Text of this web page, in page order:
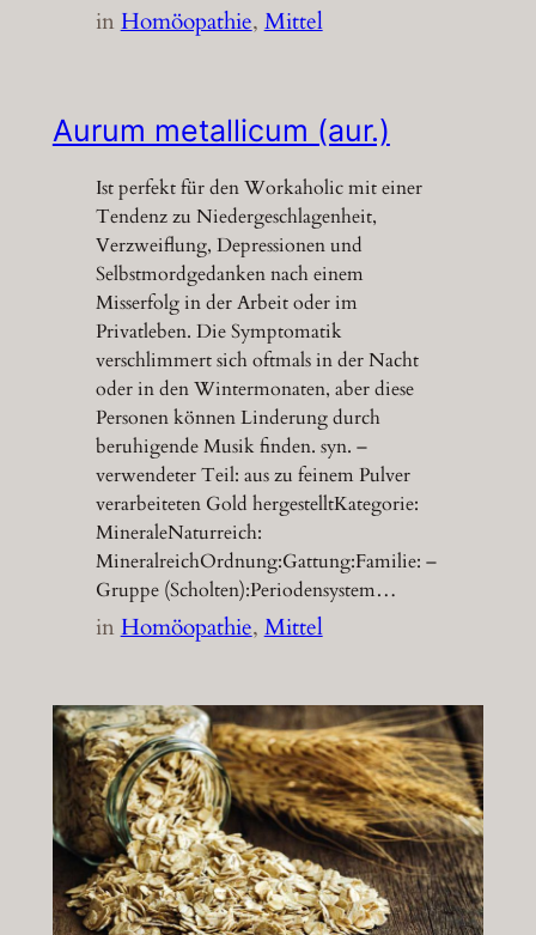
inHomöopathie, Mittel
Aurum metallicum (aur.)
Ist perfekt für den Workaholic mit einer
Tendenz zu Niedergeschlagenheit,
Verzweiflung, Depressionen und
Selbstmordgedanken nach einem
Misserfolg in der Arbeit oder im
Privatleben. Die Symptomatik
verschlimmert sich oftmals in der Nacht
oder in den Wintermonaten, aber diese
Personen können Linderung durch
beruhigende Musik finden. syn. –
verwendeter Teil: aus zu feinem Pulver
verarbeiteten Gold hergestelltKategorie:
MineraleNaturreich:
MineralreichOrdnung:Gattung:Familie: –
Gruppe (Scholten):Periodensystem…
inHomöopathie, Mittel